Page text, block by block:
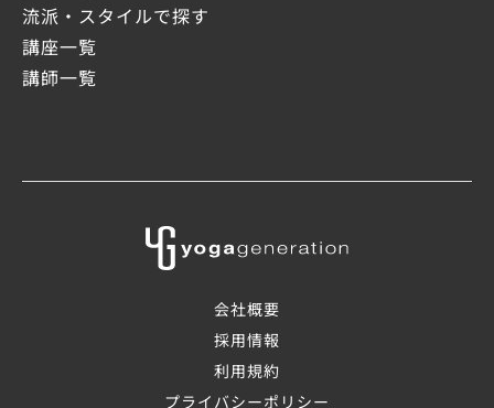
流派・スタイルで探す
講座一覧
講師一覧
会社概要
採用情報
利用規約
プライバシーポリシー